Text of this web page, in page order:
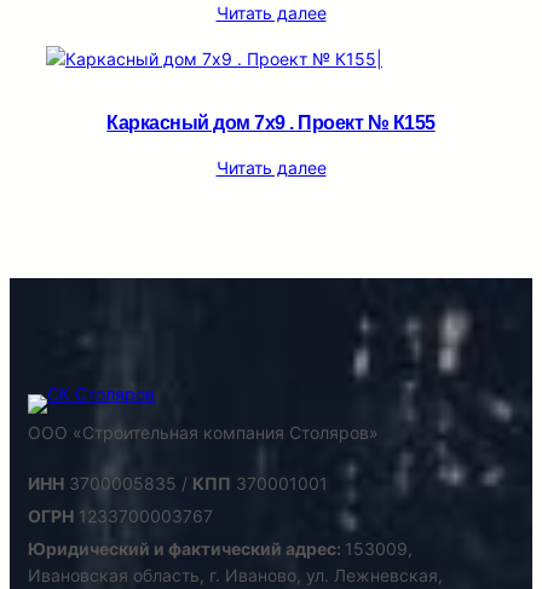
Читать далее
Каркасный дом 7х9 . Проект № К155
Читать далее
ООО «Строительная компания Столяров»
ИНН 3700005835 / КПП 370001001
ОГРН 1233700003767
Юридический и фактический адрес: 153009,
Ивановская область, г. Иваново, ул. Лежневская,